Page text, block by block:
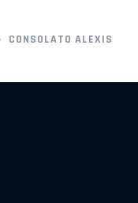
CONSOLATO ALEXIS